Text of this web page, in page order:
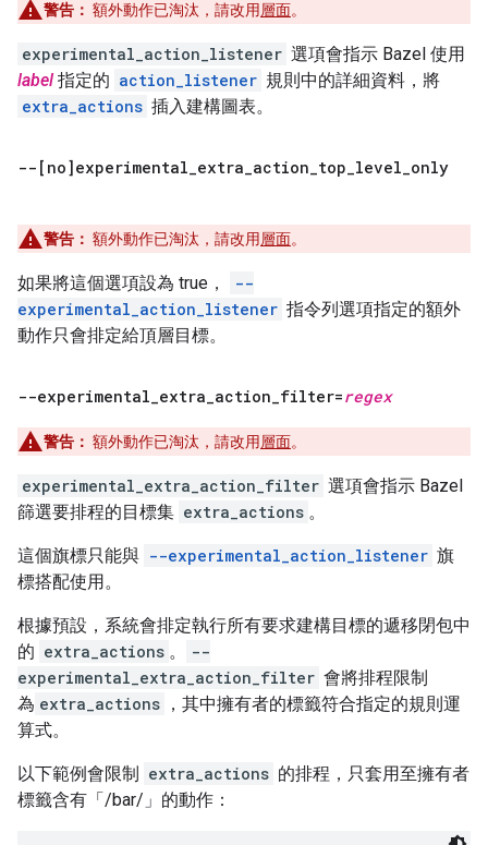
警告： 額外動作已淘汰，請改用 層面。
experimental_action_listener 選項會指示 Bazel 使用
label 指定的 action_listener 規則中的詳細資料，將
extra_actions 插入建構圖表。
--[no]experimental_extra_action_top_level_only
警告： 額外動作已淘汰，請改用 層面。
如果將這個選項設為 true，
--
experimental_action_listener 指令列選項指定的額外
動作只會排定給頂層目標。
--experimental_extra_action_filter=regex
警告： 額外動作已淘汰，請改用 層面。
experimental_extra_action_filter 選項會指示 Bazel
篩選要排程的目標集 extra_actions 。
這個旗標只能與 --experimental_action_listener 旗
標搭配使用。
根據預設，系統會排定執行所有要求建構目標的遞移閉包中
的 extra_actions 。
--
experimental_extra_action_filter 會將排程限制
為 extra_actions ，其中擁有者的標籤符合指定的規則運
算式。
以下範例會限制 extra_actions 的排程，只套用至擁有者
標籤含有「/bar/」的動作：